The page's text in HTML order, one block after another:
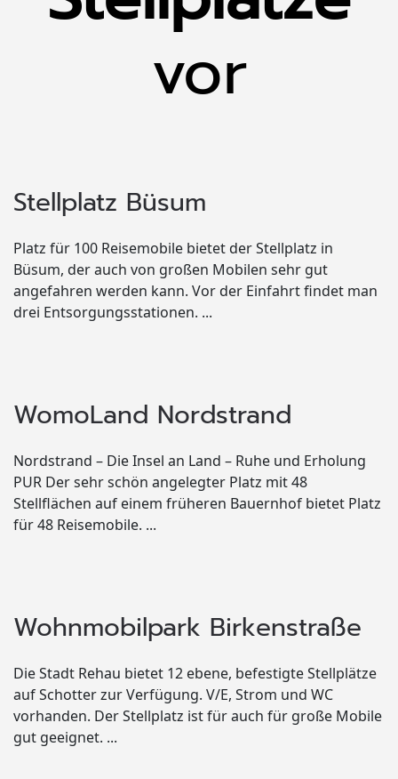
vor
Stellplatz Büsum
Platz für 100 Reisemobile bietet der Stellplatz in
Büsum, der auch von großen Mobilen sehr gut
angefahren werden kann. Vor der Einfahrt findet man
drei Entsorgungsstationen. ...
WomoLand Nordstrand
Nordstrand – Die Insel an Land – Ruhe und Erholung
PUR Der sehr schön angelegter Platz mit 48
Stellflächen auf einem früheren Bauernhof bietet Platz
für 48 Reisemobile. ...
Wohnmobilpark Birkenstraße
Die Stadt Rehau bietet 12 ebene, befestigte Stellplätze
auf Schotter zur Verfügung. V/E, Strom und WC
vorhanden. Der Stellplatz ist für auch für große Mobile
gut geeignet. ...